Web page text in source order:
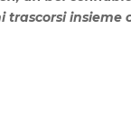
trascorsi insieme